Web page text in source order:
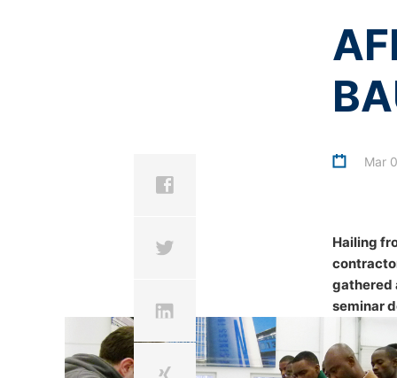
Technical Seminar
in
applicators from
Uganda participated
technical seminar at MC.
Mar
Hailing
gathered
seminar
Viac informácií týkajúcich sa
Spracovanie údajov o zákazke
You Tube
Naša webová stránka používa pluginy
priradiť Vaše správanie sa pri surfovaní
YouTube-účtu. YouTube sa používa v
písm. f DSGVO - Základného
Ďalšie informácie týkajúce sa
de/policies/privacy.
V rámci YouTube neuchovávame